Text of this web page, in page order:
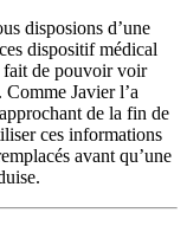
disposions d’une
dispositif médical
fait de pouvoir voir
Javier l’a
de la fin de
ces informations
avant qu’une